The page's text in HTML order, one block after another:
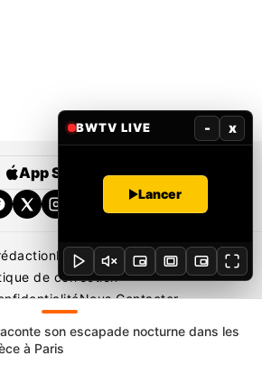
App Store Google Play
Rédaction Mentions légales
de correction
Nous Contacter
WEB TV | Tous Droits Réservés
son escapade nocturne dans les
à Paris
BWTV LIVE - x
Lancer